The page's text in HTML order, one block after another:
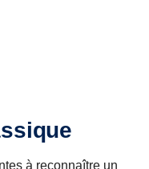
à reconnaître un